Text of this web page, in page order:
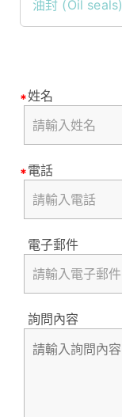
油封 (Oil seals)
姓名
電話
電子郵件
詢問內容